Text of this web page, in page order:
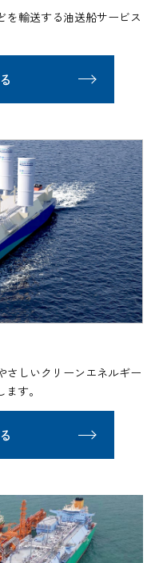
を輸送する油送船サービス
さしいクリーンエネルギー
す。